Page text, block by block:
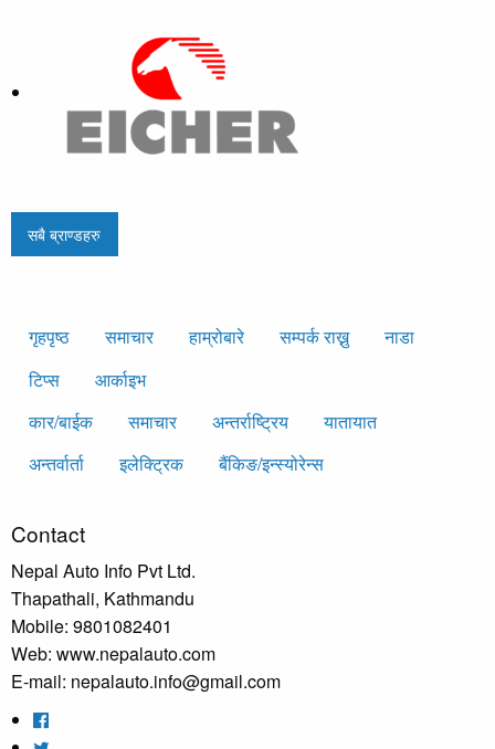
सबै ब्राण्डहरु
गृहपृष्‍ठ समाचार हाम्रोबारे सम्पर्क राख्नु
नाडा
टिप्स
आर्काइभ
कार/बाईक
समाचार अन्तर्राष्ट्रिय
यातायात
अन्तर्वार्ता
इलेक्ट्रिक बैंकिङ/इन्स्योरेन्स
Contact
Nepal Auto Info Pvt Ltd.
Thapathali, Kathmandu
Mobile: 9801082401
Web: www.nepalauto.com
E-mail: nepalauto.info@gmail.com